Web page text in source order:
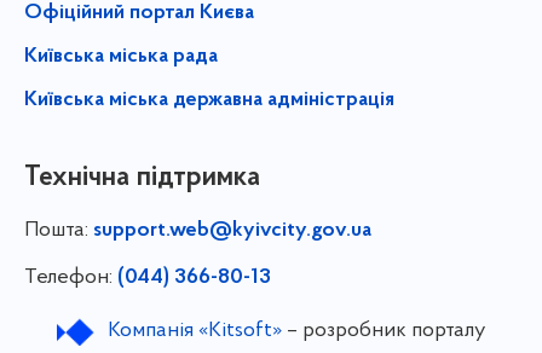
Офіційний портал Києва
Київська міська рада
Київська міська державна адміністрація
Технічна підтримка
Пошта: support.web@kyivcity.gov.ua
Телефон: (044) 366-80-13
Компанія «Kitsoft»– розробник порталу